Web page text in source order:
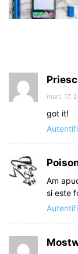
mart. 17,
got it!
Am
si este